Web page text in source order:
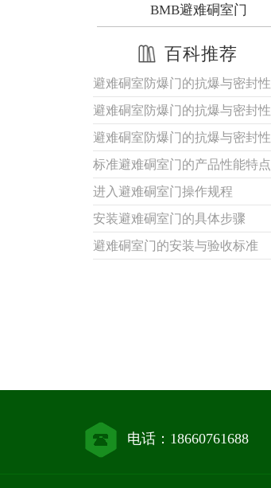
BMB避难硐室门
百科推荐
标准避难硐室门的产品性能特点
进入避难硐室门操作规程
安装避难硐室门的具体步骤
避难硐室门的安装与验收标准
电话：18660761688